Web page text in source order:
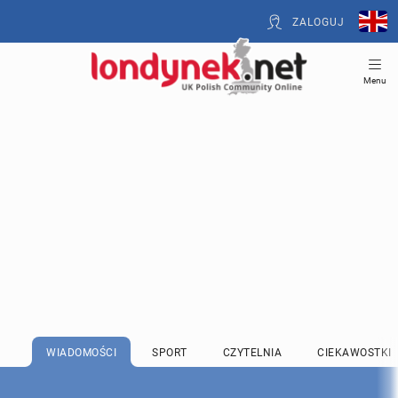
ZALOGUJ
Menu
WIADOMOŚCI SPORT CZYTELNIA CIEKAWOSTKI